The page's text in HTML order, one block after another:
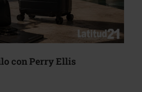
Aerie, texturas